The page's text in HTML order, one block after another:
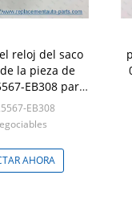
reloj del saco
la pieza de
EB308 para
D40 diesel
Teana
EB308
AHORA